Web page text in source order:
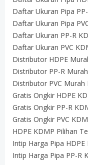
Daftar Ukuran Pipa
Daftar Ukuran Pipa
Daftar Ukuran PP-R
Daftar Ukuran PVC
Distributor HDPE
Distributor PP-R
Distributor PVC Murah
Gratis Ongkir HDPE
Gratis Ongkir PP-R
Gratis Ongkir PVC
HDPE KDMP Pilihan
Intip Harga Pipa HDPE
Intip Harga Pipa PP-R